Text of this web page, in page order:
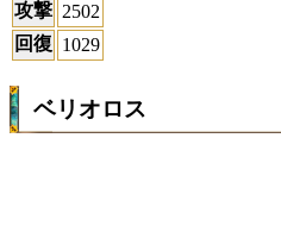
攻撃 2502
回復 1029
ベリオロス